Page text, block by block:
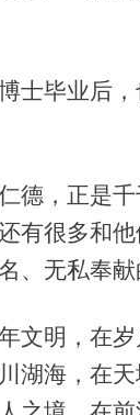
毕业后，
，正是千
有很多和
、无私奉献
明，在岁
湖海，在